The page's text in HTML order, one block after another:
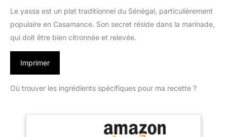
Le yassa est un plat traditionnel du Sénégal, particulièrement
populaire en Casamance. Son secret réside dans la marinade,
qui doit être bien citronnée et relevée.
Imprimer
Où trouver les ingrédients spécifiques pour ma recette ?